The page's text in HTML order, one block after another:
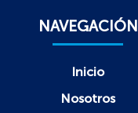
NAVEGACIÓN
Inicio
Nosotros